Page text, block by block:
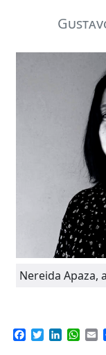
Nereida Apaza,
Facebook
TwitterLinkedIn